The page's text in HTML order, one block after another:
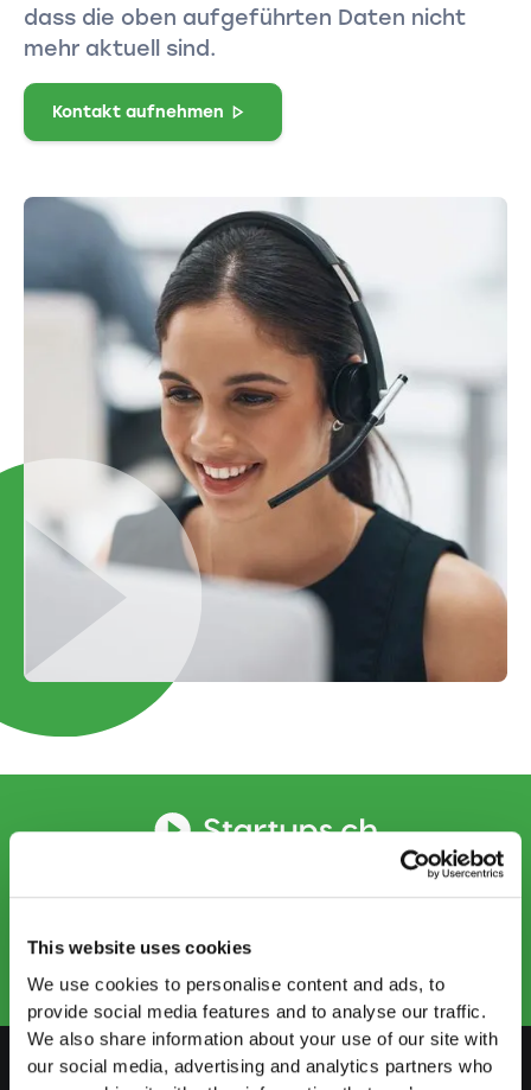
This website uses cookies
We use cookies to personalise content and ads, to
provide social media features and to analyse our traffic.
We also share information about your use of our site with
our social media, advertising and analytics partners who
dass die oben aufgeführten Daten nicht
mehr aktuell sind.
Kontakt aufnehmen
+4152 269 30 80